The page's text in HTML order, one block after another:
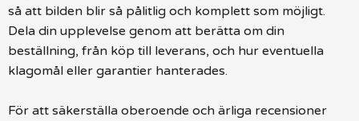
så att bilden blir så pålitlig och komplett som möjligt.
Dela din upplevelse genom att berätta om din
beställning, från köp till leverans, och hur eventuella
klagomål eller garantier hanterades.
För att säkerställa oberoende och ärliga recensioner